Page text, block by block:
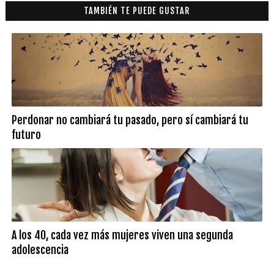
TAMBIÉN TE PUEDE GUSTAR
Perdonar no cambiará tu pasado, pero sí cambiará tu
futuro
A los 40, cada vez más mujeres viven una segunda
adolescencia